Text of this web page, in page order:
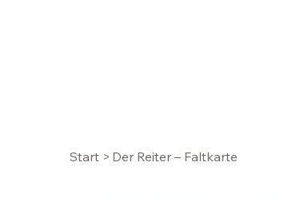
Start > Der Reiter – Faltkarte